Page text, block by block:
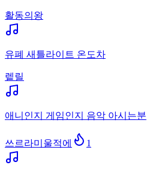
활동의왕
유폐 새틀라이트 온도차
렡릴
애니인지 게임인지 음악 아시는분
쓰르라미울적에 1